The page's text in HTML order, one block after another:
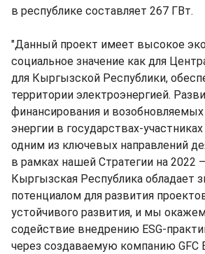
в республике составляет 267 ГВт.
"Данный проект имеет высокое
социальное значение как для
для Кыргызской Республики,
территории электроэнергией.
финансирования и
энергии в государствах-
одним из ключевых направлений
в рамках нашей Стратегии на 2022
Кыргызская Республика обладает
потенциалом для развития
устойчивого развития, и мы
содействие внедрению ESG-
через создаваемую компанию GFC